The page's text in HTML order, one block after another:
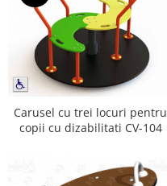
Carusel cu trei locuri pentru
copii cu dizabilitati CV-104